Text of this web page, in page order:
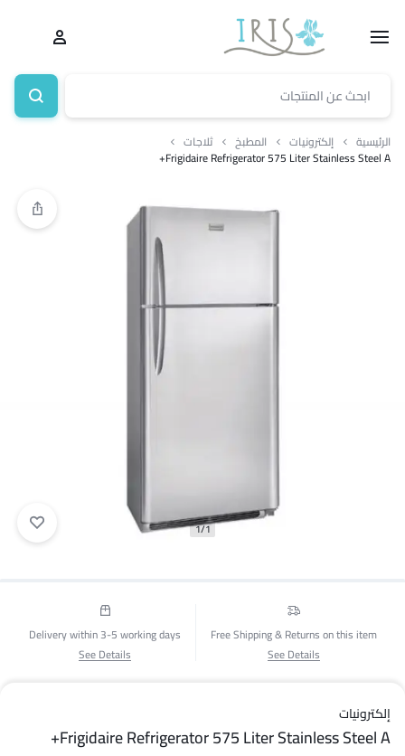
الرئيسية إلكترونيات المطبخ ثلاجات
Frigidaire Refrigerator 575 Liter Stainless Steel A+
1/1
Free Shipping & Returns on this item
See Details
Delivery within 3-5 working days
See Details
إلكترونيات
Frigidaire Refrigerator 575 Liter Stainless Steel A+